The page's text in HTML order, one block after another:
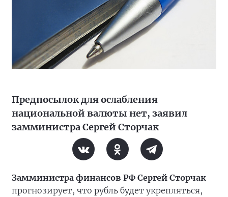
Предпосылок для ослабления
национальной валюты нет, заявил
замминистра Сергей Сторчак
Замминистра финансов РФ Сергей Сторчак
прогнозирует, что рубль будет укрепляться,